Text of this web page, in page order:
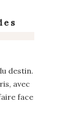
destin.
avec
face